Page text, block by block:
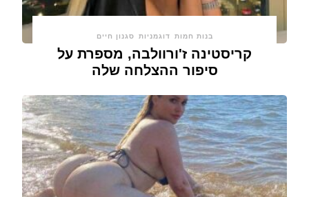
בנות חמות דוגמניות סגנון חיים
קריסטינה ז'ורוולבה, מספרת על
סיפור ההצלחה שלה